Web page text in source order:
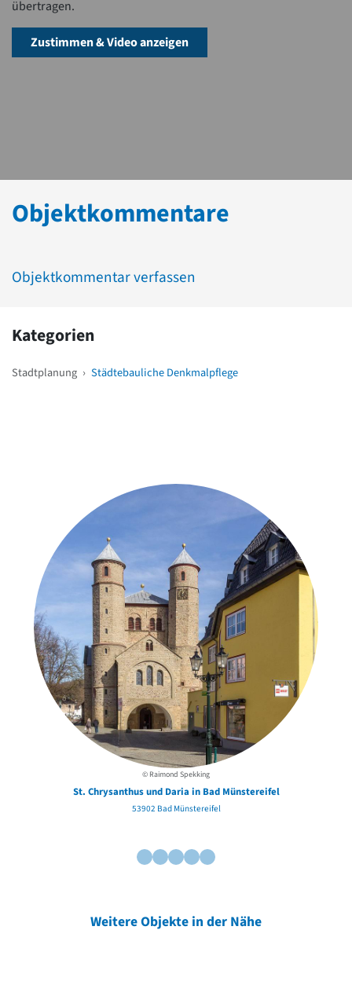
übertragen.
Zustimmen & Video anzeigen
Objektkommentare
Objektkommentar verfassen
Kategorien
Stadtplanung › Städtebauliche Denkmalpflege
© Raimond Spekking
St. Chrysanthus und Daria in Bad Münstereifel
53902 Bad Münstereifel
Weitere Objekte in der Nähe